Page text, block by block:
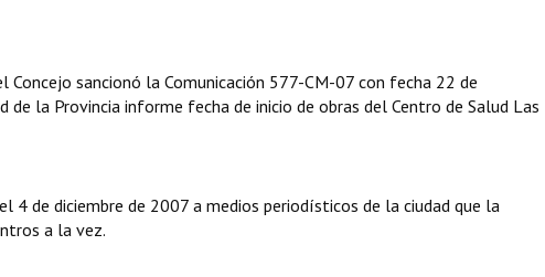
Concejo sancionó la Comunicación 577-CM-07 con fecha 22 de
la Provincia informe fecha de inicio de obras del Centro de Salud Las
de diciembre de 2007 a medios periodísticos de la ciudad que la
a la vez.